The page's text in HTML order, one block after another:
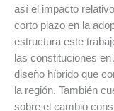
así el impacto
corto plazo en la
estructura este
las constituciones
diseño híbrido que
la región. También
sobre el cambio